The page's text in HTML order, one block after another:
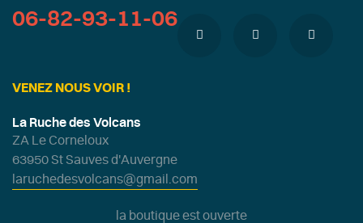
06-82-93-11-06
VENEZ NOUS VOIR !
La Ruche des Volcans
ZA Le Corneloux
63950 St Sauves d'Auvergne
laruchedesvolcans@gmail.com
la boutique est ouverte